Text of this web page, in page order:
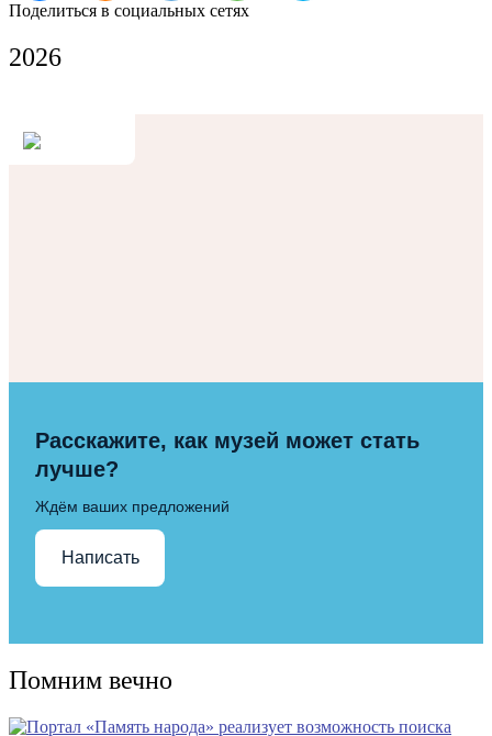
Поделиться в социальных сетях
2026
Расскажите, как музей может стать
лучше?
Ждём ваших предложений
Написать
Помним вечно